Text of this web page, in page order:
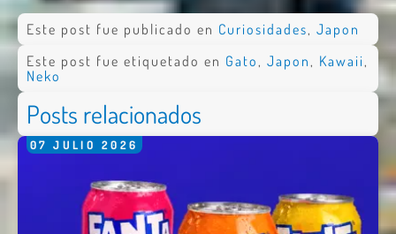
Este post fue publicado en Curiosidades, Japon
Este post fue etiquetado en Gato , Japon , Kawaii,
Neko
Posts relacionados
07 JULIO 2026